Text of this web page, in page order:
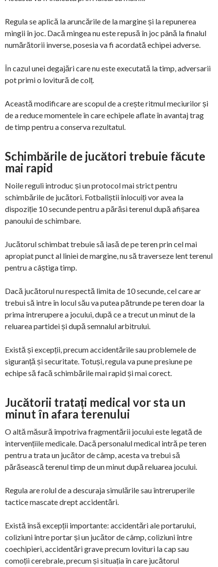
Regula se aplică la aruncările de la margine și la repunerea
mingii în joc. Dacă mingea nu este repusă în joc până la finalul
numărătorii inverse, posesia va fi acordată echipei adverse.
În cazul unei degajări care nu este executată la timp, adversarii
pot primi o lovitură de colț.
Această modificare are scopul de a crește ritmul meciurilor și
de a reduce momentele în care echipele aflate în avantaj trag
de timp pentru a conserva rezultatul.
Schimbările de jucători trebuie făcute
mai rapid
Noile reguli introduc și un protocol mai strict pentru
schimbările de jucători. Fotbaliștii înlocuiți vor avea la
dispoziție 10 secunde pentru a părăsi terenul după afișarea
panoului de schimbare.
Jucătorul schimbat trebuie să iasă de pe teren prin cel mai
apropiat punct al liniei de margine, nu să traverseze lent terenul
pentru a câștiga timp.
Dacă jucătorul nu respectă limita de 10 secunde, cel care ar
trebui să intre în locul său va putea pătrunde pe teren doar la
prima întrerupere a jocului, după ce a trecut un minut de la
reluarea partidei și după semnalul arbitrului.
Există și excepții, precum accidentările sau problemele de
siguranță și securitate. Totuși, regula va pune presiune pe
echipe să facă schimbările mai rapid și mai corect.
Jucătorii tratați medical vor sta un
minut în afara terenului
O altă măsură împotriva fragmentării jocului este legată de
intervențiile medicale. Dacă personalul medical intră pe teren
pentru a trata un jucător de câmp, acesta va trebui să
părăsească terenul timp de un minut după reluarea jocului.
Regula are rolul de a descuraja simulările sau întreruperile
tactice mascate drept accidentări.
Există însă excepții importante: accidentări ale portarului,
coliziuni între portar și un jucător de câmp, coliziuni între
coechipieri, accidentări grave precum lovituri la cap sau
comoții cerebrale, precum și situația în care jucătorul